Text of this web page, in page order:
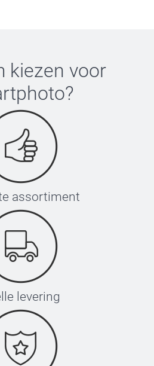
kiezen voor
?
assortiment
levering